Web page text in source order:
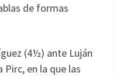
de formas
(4½) ante Luján
en la que las